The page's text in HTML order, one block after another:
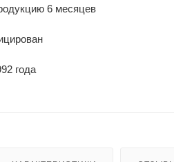
6 месяцев
года